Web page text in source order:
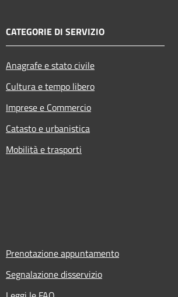
CATEGORIE DI SERVIZIO
Anagrafe e stato civile
Cultura e tempo libero
Imprese e Commercio
Catasto e urbanistica
Mobilità e trasporti
Prenotazione appuntamento
Segnalazione disservizio